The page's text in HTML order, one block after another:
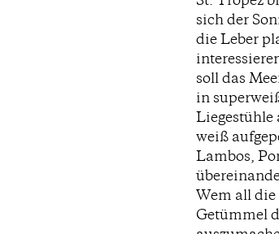
sich der
die Leber
soll das
in
Liegestühle
weiß
Lambos,
Wem all
Getümmel